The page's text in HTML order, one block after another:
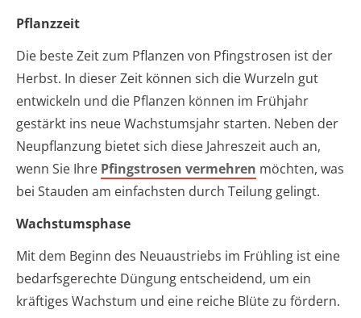
Pflanzzeit
Die beste Zeit zum Pflanzen von Pfingstrosen ist der
Herbst. In dieser Zeit können sich die Wurzeln gut
entwickeln und die Pflanzen können im Frühjahr
gestärkt ins neue Wachstumsjahr starten. Neben der
Neupflanzung bietet sich diese Jahreszeit auch an,
wenn Sie Ihre Pfingstrosen vermehren möchten, was
bei Stauden am einfachsten durch Teilung gelingt.
Wachstumsphase
Mit dem Beginn des Neuaustriebs im Frühling ist eine
bedarfsgerechte Düngung entscheidend, um ein
kräftiges Wachstum und eine reiche Blüte zu fördern.